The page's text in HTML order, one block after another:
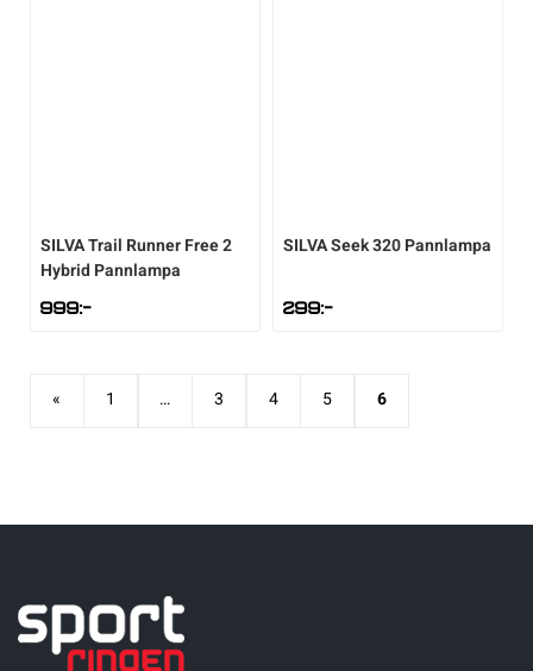
SILVATrail Runner Free 2
Hybrid Pannlampa
999:-
SILVASeek 320 Pannlampa
299:-
« 1 … 3 4 5 6